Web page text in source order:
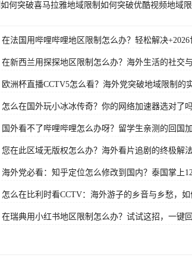
如何突破喜马拉雅地域限制 如何突破优酷视频地域限
在法国用哔哩哔哩地区限制怎么办？轻松解决
在新西兰用探探地区限制怎么办？海外生活的社交
欧洲杯直播CCTV5怎么看？海外党突破地域限制的
怎么在国外玩小冰冰传奇？你的网络加速器选对了吗
国外看不了哔哩哔哩怎么办呀？留学生亲测的回国
您在此区域无版权怎么办？海外看片追剧的终极解
海外党必看：知乎定位怎么修改到国内？泰国掌上
怎么在比利时看CCTV：海外游子的乡音与乡愁，如
在瑞典用小红书地区限制怎么办？试试这招，一键